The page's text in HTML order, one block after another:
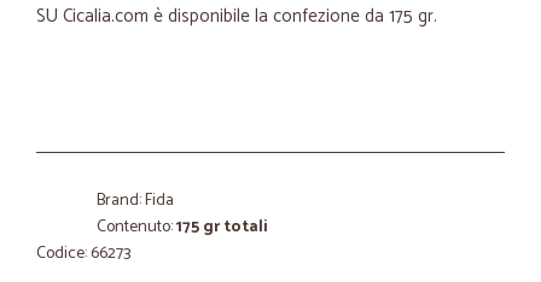
SU Cicalia.com è disponibile la confezione da 175 gr.
Brand: Fida
Contenuto:175 gr totali
Codice: 66273